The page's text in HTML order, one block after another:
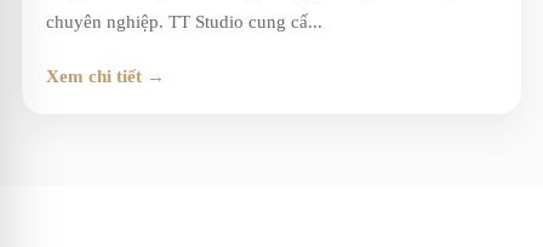
chuyên nghiệp. TT Studio cung cấ...
Xem chi tiết →